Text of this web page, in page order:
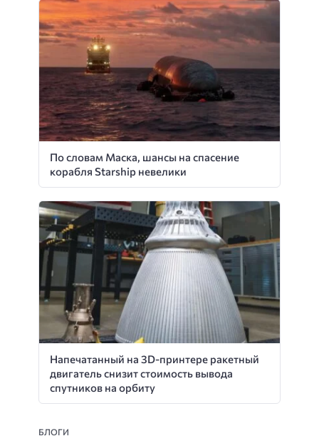
По словам Маска, шансы на спасение
корабля Starship невелики
Напечатанный на 3D-принтере ракетный
двигатель снизит стоимость вывода
спутников на орбиту
БЛОГИ